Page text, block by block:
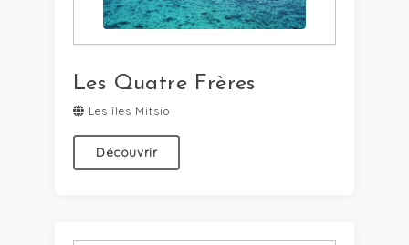
Les Quatre Frères
Les îles Mitsio
Découvrir